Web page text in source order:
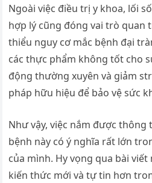
Ngoài việc điều trị y khoa, lối
hợp lý cũng đóng vai trò quan
thiểu nguy cơ mắc bệnh đại
các thực phẩm không tốt cho
động thường xuyên và giảm
pháp hữu hiệu để bảo vệ sức
Như vậy, việc nắm được thông
bệnh này có ý nghĩa rất lớn
của mình. Hy vọng qua bài viết
kiến thức mới và tự tin hơn